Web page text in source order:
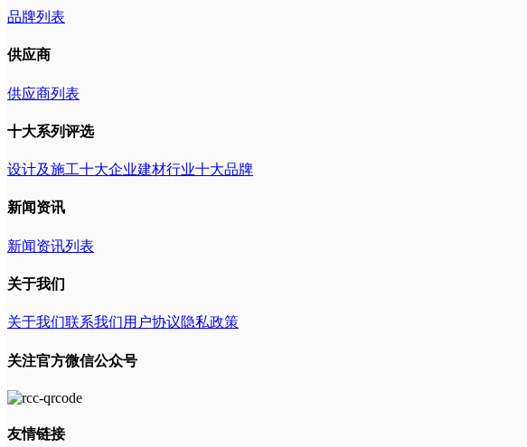
品牌列表
供应商
供应商列表
十大系列评选
设计及施工十大企业建材行业十大品牌
新闻资讯
新闻资讯列表
关于我们
关于我们联系我们用户协议隐私政策
关注官方微信公众号
友情链接